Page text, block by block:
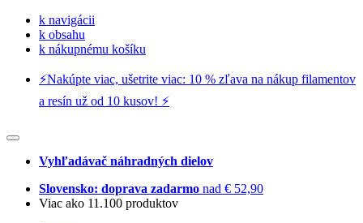
k navigácii
k obsahu
k nákupnému košíku
⚡️Nakúpte viac, ušetrite viac: 10 % zľava na nákup filamentov
a resín už od 10 kusov! ⚡️
Vyhľadávač náhradných dielov
Slovensko: doprava zadarmo nad € 52,90
Viac ako 11.100 produktov